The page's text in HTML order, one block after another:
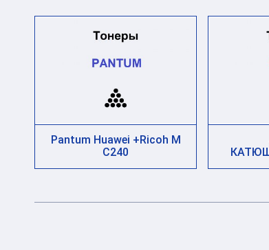
Pantum Huawei +Ricoh M
C240